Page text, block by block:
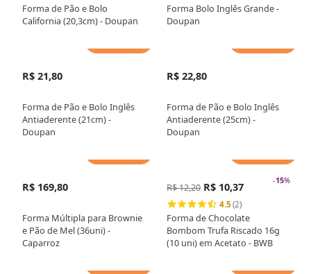
Forma de Pão e Bolo
California (20,3cm) - Doupan
Forma Bolo Inglês Grande -
Doupan
R$ 21,80
Forma de Pão e Bolo Inglês
Antiaderente (21cm) -
Doupan
R$ 22,80
Forma de Pão e Bolo Inglês
Antiaderente (25cm) -
Doupan
R$ 169,80
Forma Múltipla para Brownie
e Pão de Mel (36uni) -
Caparroz
-15%
R$ 12,20 R$ 10,37
4.5 (2)
Forma de Chocolate
Bombom Trufa Riscado 16g
(10 uni) em Acetato - BWB